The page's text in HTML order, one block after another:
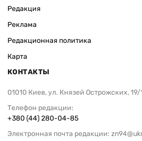
Редакция
Реклама
Редакционная политика
Карта
КОНТАКТЫ
01010 Киев, ул. Князей Острожских, 19/
Телефон редакции:
+380 (44) 280-04-85
Электронная почта редакции: